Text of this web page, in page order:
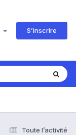
S’inscrire
Toute l’activité